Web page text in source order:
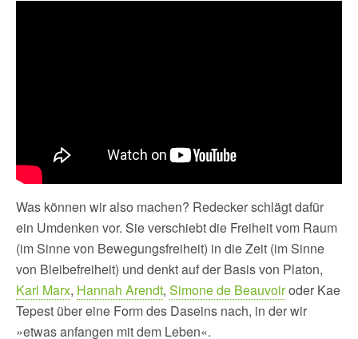
Was können wir also machen? Redecker schlägt dafür
ein Umdenken vor. Sie verschiebt die Freiheit vom Raum
(im Sinne von Bewegungsfreiheit) in die Zeit (im Sinne
von Bleibefreiheit) und denkt auf der Basis von Platon,
Karl Marx, Hannah Arendt, Simone de Beauvoiroder Kae
Tepest über eine Form des Daseins nach, in der wir
»etwas anfangen mit dem Leben«.